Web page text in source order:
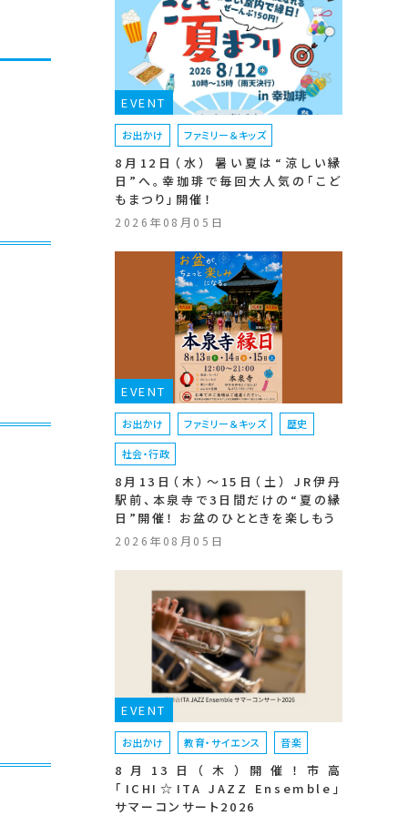
EVENT
お出かけ ファミリー＆キッズ
8月12日（水） 暑い夏は“涼しい縁
日”へ。幸珈琲で毎回大人気の「こど
もまつり」開催！
2026年08月05日
EVENT
お出かけ ファミリー＆キッズ 歴史
社会・行政
8月13日（木）〜15日（土） JR伊丹
駅前、本泉寺で3日間だけの“夏の縁
日”開催！ お盆のひとときを楽しもう
2026年08月05日
EVENT
お出かけ 教育・サイエンス 音楽
8月13日（木）開催！市高
「ICHI☆ITA JAZZ Ensemble」
サマーコンサート2026